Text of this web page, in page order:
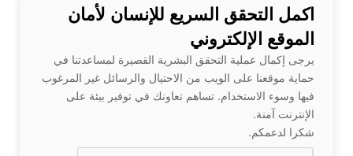
اكمل التحقق السريع للإنسان لأمان
الموقع الإلكتروني
يرجى إكمال عملية التحقق البشرية القصيرة لمساعدتنا في
حماية موقعنا على الويب من الاحتيال والرسائل غير المرغوب
فيها وسوء الاستخدام. تساهم تعاونك في توفير بيئة على
الإنترنت آمنة.
شكرا لدعمكم.